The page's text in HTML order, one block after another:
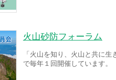
火山砂防フォーラム
「火山を知り、火山と共に
で毎年１回開催しています。